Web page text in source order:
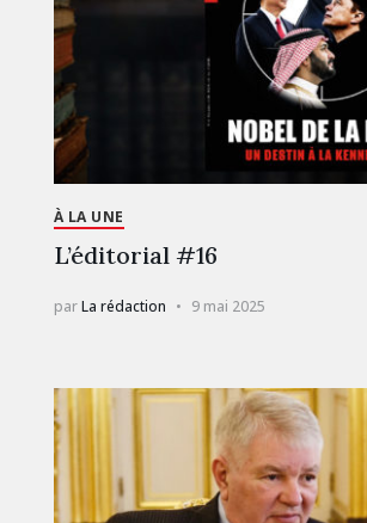
À LA UNE
L’éditorial #16
parLa rédaction 9 mai 2025